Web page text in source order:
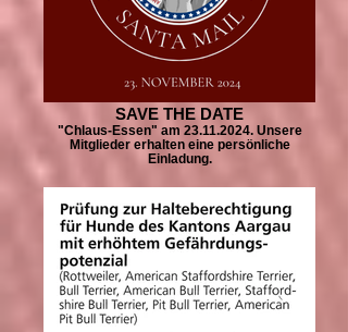
SAVE THE DATE
"Chlaus-Essen" am 23.11.2024. Unsere
Mitglieder erhalten eine persönliche
Einladung.